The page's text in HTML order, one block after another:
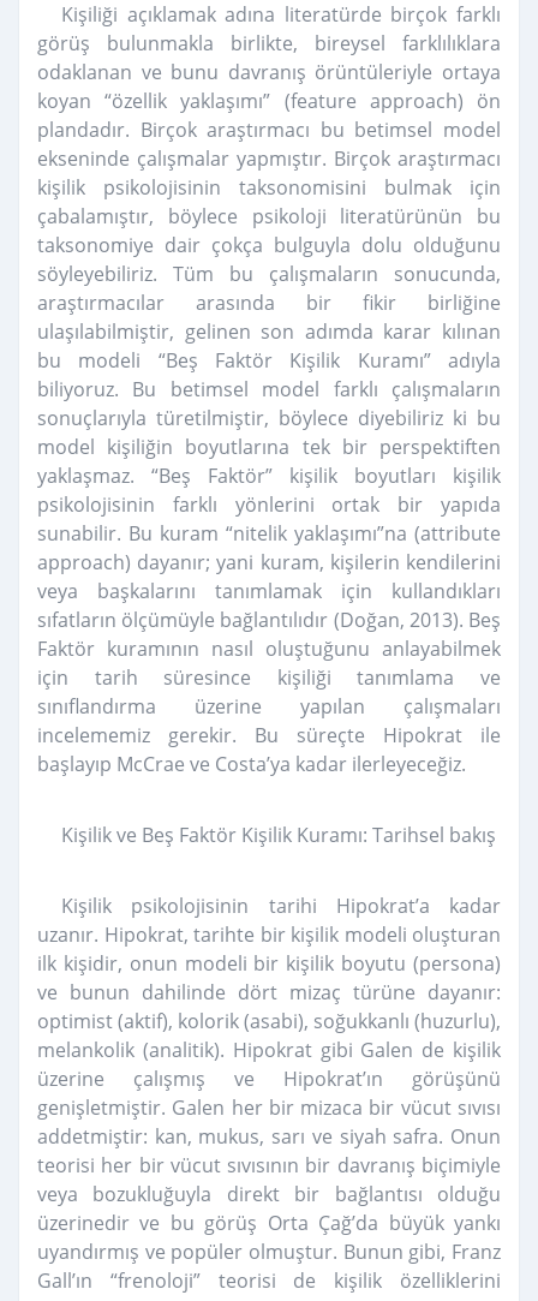
Kişiliği açıklamak adına literatürde birçok farklı
görüş bulunmakla birlikte, bireysel farklılıklara
odaklanan ve bunu davranış örüntüleriyle ortaya
koyan “özellik yaklaşımı” (feature approach) ön
plandadır. Birçok araştırmacı bu betimsel model
ekseninde çalışmalar yapmıştır. Birçok araştırmacı
kişilik psikolojisinin taksonomisini bulmak için
çabalamıştır, böylece psikoloji literatürünün bu
taksonomiye dair çokça bulguyla dolu olduğunu
söyleyebiliriz. Tüm bu çalışmaların sonucunda,
araştırmacılar arasında bir fikir birliğine
ulaşılabilmiştir, gelinen son adımda karar kılınan
bu modeli “Beş Faktör Kişilik Kuramı” adıyla
biliyoruz. Bu betimsel model farklı çalışmaların
sonuçlarıyla türetilmiştir, böylece diyebiliriz ki bu
model kişiliğin boyutlarına tek bir perspektiften
yaklaşmaz. “Beş Faktör” kişilik boyutları kişilik
psikolojisinin farklı yönlerini ortak bir yapıda
sunabilir. Bu kuram “nitelik yaklaşımı”na (attribute
approach) dayanır; yani kuram, kişilerin kendilerini
veya başkalarını tanımlamak için kullandıkları
sıfatların ölçümüyle bağlantılıdır (Doğan, 2013). Beş
Faktör kuramının nasıl oluştuğunu anlayabilmek
için tarih süresince kişiliği tanımlama ve
sınıflandırma üzerine yapılan çalışmaları
incelememiz gerekir. Bu süreçte Hipokrat ile
başlayıp McCrae ve Costa’ya kadar ilerleyeceğiz.
Kişilik ve Beş Faktör Kişilik Kuramı: Tarihsel bakış
Kişilik psikolojisinin tarihi Hipokrat’a kadar
uzanır. Hipokrat, tarihte bir kişilik modeli oluşturan
ilk kişidir, onun modeli bir kişilik boyutu (persona)
ve bunun dahilinde dört mizaç türüne dayanır:
optimist (aktif), kolorik (asabi), soğukkanlı (huzurlu),
melankolik (analitik). Hipokrat gibi Galen de kişilik
üzerine çalışmış ve Hipokrat’ın görüşünü
genişletmiştir. Galen her bir mizaca bir vücut sıvısı
addetmiştir: kan, mukus, sarı ve siyah safra. Onun
teorisi her bir vücut sıvısının bir davranış biçimiyle
veya bozukluğuyla direkt bir bağlantısı olduğu
üzerinedir ve bu görüş Orta Çağ’da büyük yankı
uyandırmış ve popüler olmuştur. Bunun gibi, Franz
Gall’ın “frenoloji” teorisi de kişilik özelliklerini